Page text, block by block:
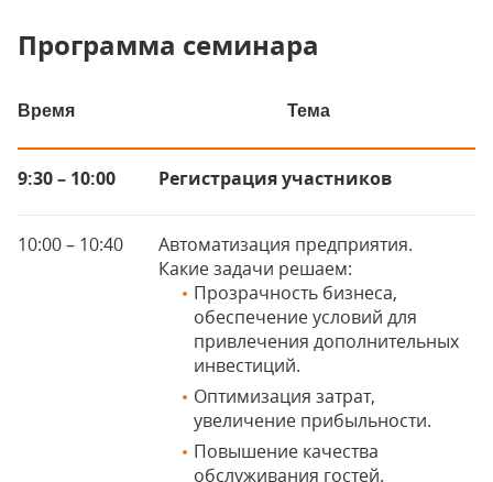
Программа семинара
Время Тема
9:30 – 10:00 Регистрация участников
10:00 – 10:40
Автоматизация предприятия.
Какие задачи решаем:
Прозрачность бизнеса,
обеспечение условий для
привлечения дополнительных
инвестиций.
Оптимизация затрат,
увеличение прибыльности.
Повышение качества
обслуживания гостей.